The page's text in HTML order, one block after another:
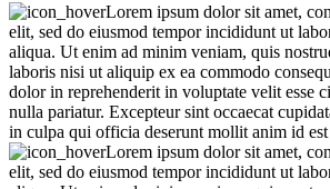
Lorem ipsum dolor sit amet,
elit, sed do eiusmod tempor incididunt ut
aliqua. Ut enim ad minim veniam, quis
laboris nisi ut aliquip ex ea commodo
dolor in reprehenderit in voluptate velit esse
nulla pariatur. Excepteur sint occaecat
in culpa qui officia deserunt mollit anim id
Lorem ipsum dolor sit amet,
elit, sed do eiusmod tempor incididunt ut